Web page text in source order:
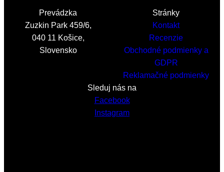
Prevádzka
Zuzkin Park 459/6,
040 11 Košice,
Slovensko
Stránky
Kontakt
Recenzie
Obchodné podmienky a
GDPR
Reklamačné podmienky
Sleduj nás na
Facebook
Instagram